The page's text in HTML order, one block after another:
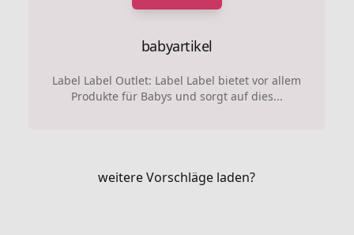
babyartikel
Label Label Outlet: Label Label bietet vor allem
Produkte für Babys und sorgt auf dies...
weitere Vorschläge laden?